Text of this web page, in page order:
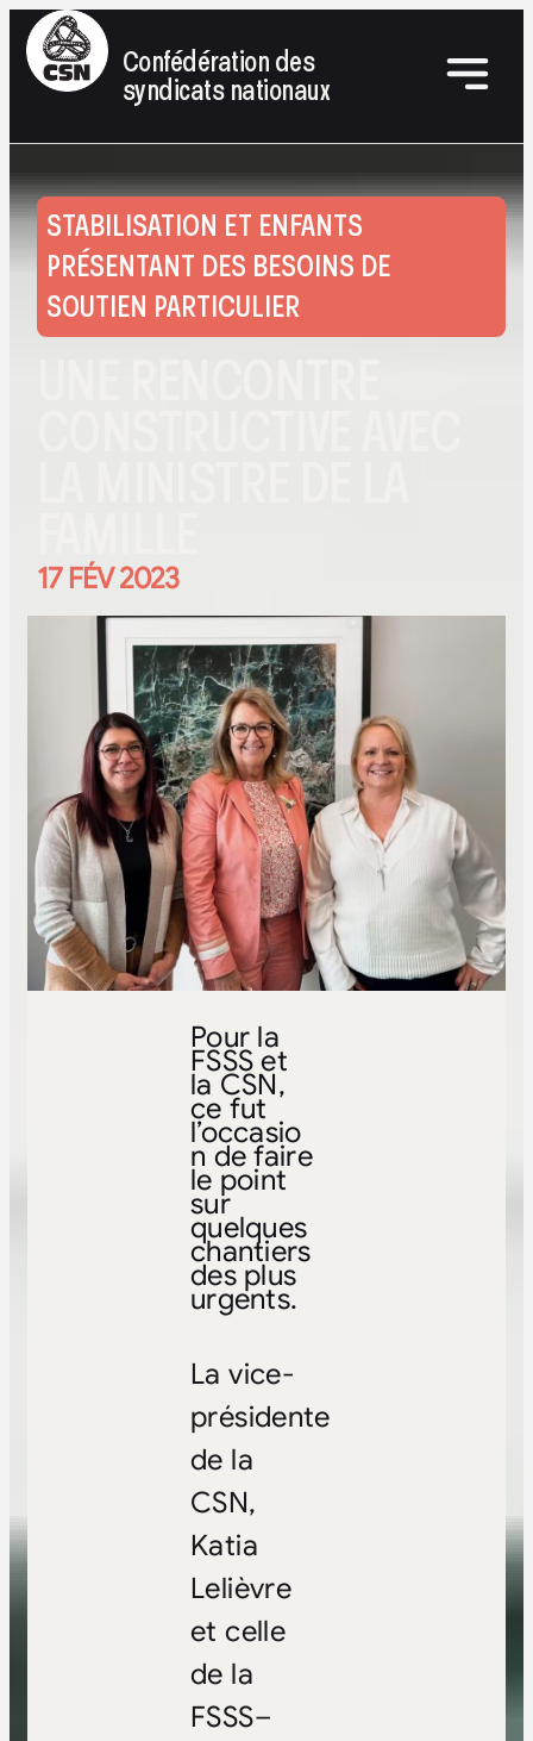
Confédération des
syndicats nationaux
STABILISATION ET ENFANTS
PRÉSENTANT DES BESOINS DE
SOUTIEN PARTICULIER
17 FÉV 2023
Pour la
FSSS et
la CSN,
ce fut
l’occasio
n de faire
le point
sur
quelques
chantiers
des plus
urgents.
La vice-
présidente
de la
CSN,
Katia
Lelièvre
et celle
de la
FSSS–